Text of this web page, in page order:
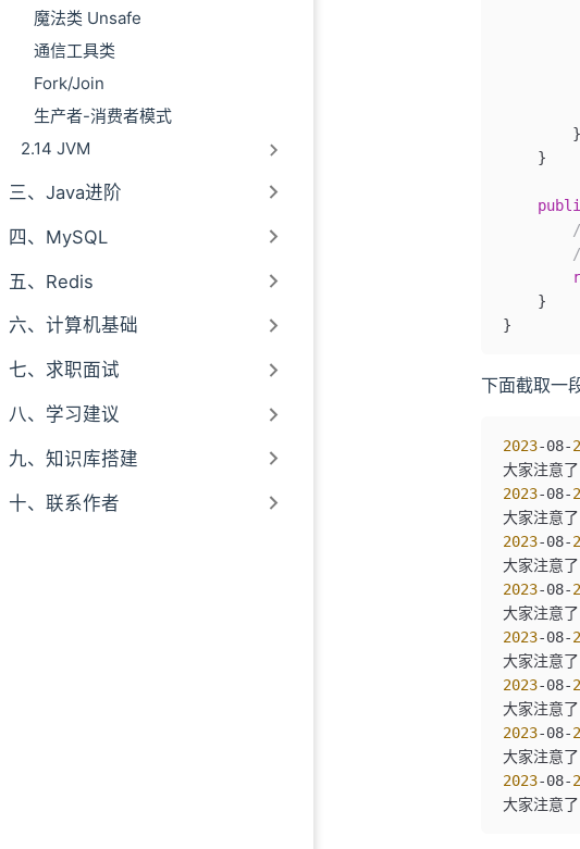
魔法类 Unsafe
通信工具类
Fork/Join
生产者-消费者模式
2.14 JVM
三、Java进阶
四、MySQL
五、Redis
六、计算机基础
七、求职面试
八、学习建议
九、知识库搭建
十、联系作者
    }
    }
}
下面截取一
2023-08-
大家注意
2023-08-
大家注意
2023-08-
大家注意
2023-08-
大家注意
2023-08-
大家注意
2023-08-
大家注意
2023-08-
大家注意
2023-08-
大家注意